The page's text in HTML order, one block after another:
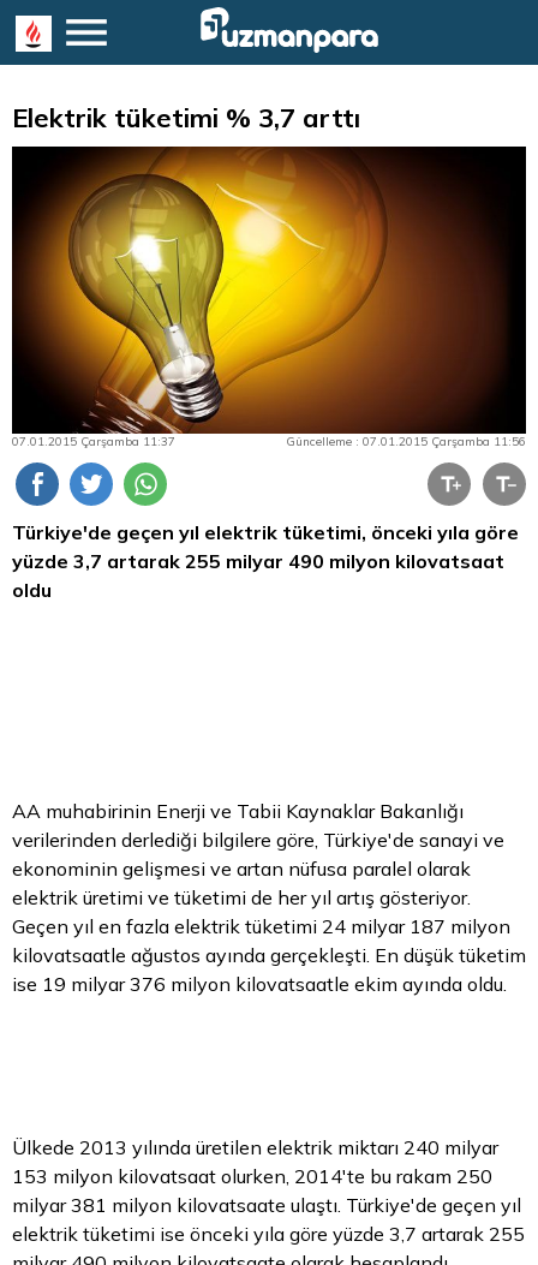
Elektrik tüketimi % 3,7 arttı
07.01.2015 Çarşamba 11:37 Güncelleme : 07.01.2015 Çarşamba 11:56
Türkiye'de geçen yıl elektrik tüketimi, önceki yıla göre
yüzde 3,7 artarak 255 milyar 490 milyon kilovatsaat
oldu
AA muhabirinin Enerji ve Tabii Kaynaklar Bakanlığı
verilerinden derlediği bilgilere göre, Türkiye'de sanayi ve
ekonominin gelişmesi ve artan nüfusa paralel olarak
elektrik üretimi ve tüketimi de her yıl artış gösteriyor.
Geçen yıl en fazla elektrik tüketimi 24 milyar 187 milyon
kilovatsaatle ağustos ayında gerçekleşti. En düşük tüketim
ise 19 milyar 376 milyon kilovatsaatle ekim ayında oldu.
Ülkede 2013 yılında üretilen elektrik miktarı 240 milyar
153 milyon kilovatsaat olurken, 2014'te bu rakam 250
milyar 381 milyon kilovatsaate ulaştı. Türkiye'de geçen yıl
elektrik tüketimi ise önceki yıla göre yüzde 3,7 artarak 255